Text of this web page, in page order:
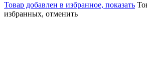
Товар добавлен в избранное, показать
избранных, отменить